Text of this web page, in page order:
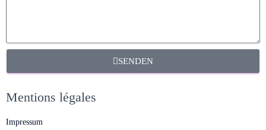
SENDEN
Mentions légales
Impressum